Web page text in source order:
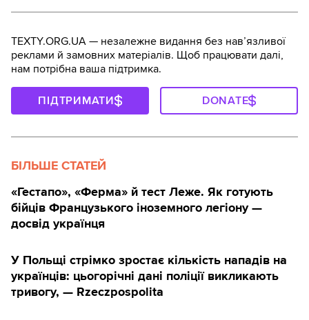
TEXTY.ORG.UA — незалежне видання без навʼязливої
реклами й замовних матеріалів. Щоб працювати далі,
нам потрібна ваша підтримка.
ПІДТРИМАТИ DONATE
БІЛЬШЕ СТАТЕЙ
«Гестапо», «Ферма» й тест Леже. Як готують
бійців Французького іноземного легіону —
досвід українця
У Польщі стрімко зростає кількість нападів на
українців: цьогорічні дані поліції викликають
тривогу, — Rzeczpospolita